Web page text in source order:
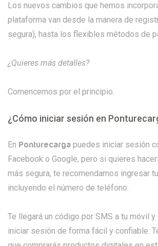
Los nuevos cambios que hemos
plataforma van desde la manera de
segura), hasta los flexibles métodos de
¿Quieres más detalles?
Comencemos por el principio.
¿Cómo iniciar sesión en
En Ponturecarga puedes iniciar sesión
Facebook o Google, pero si quieres
más segura, te recomendamos ingresar
incluyendo el número de teléfono.
Te llegará un código por SMS a tu móvil
iniciar sesión de forma fácil y confiable.